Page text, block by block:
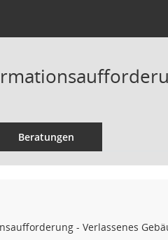
Beratungen
- Verlassenes